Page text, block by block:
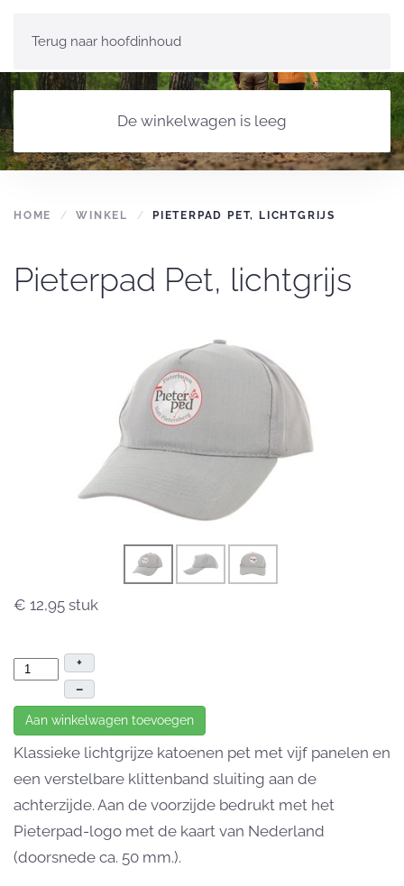
Terug naar hoofdinhoud
De winkelwagen is leeg
HOME WINKEL PIETERPAD PET, LICHTGRIJS
Pieterpad Pet, lichtgrijs
€ 12,95 stuk
+
–
Aan winkelwagen toevoegen
Klassieke lichtgrijze katoenen pet met vijf panelen en
een verstelbare klittenband sluiting aan de
achterzijde. Aan de voorzijde bedrukt met het
Pieterpad-logo met de kaart van Nederland
(doorsnede ca. 50 mm.).